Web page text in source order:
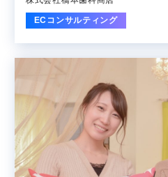
株式会社橋本歯科商店
ECコンサルティング